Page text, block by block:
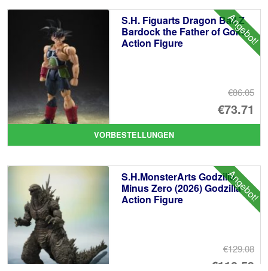
Angebot!
S.H. Figuarts Dragon Ball Z
Bardock the Father of Goku
Action Figure
€86.05
€73.71
VORBESTELLUNGEN
Angebot!
S.H.MonsterArts Godzilla
Minus Zero (2026) Godzilla
Action Figure
€129.08
€110.59